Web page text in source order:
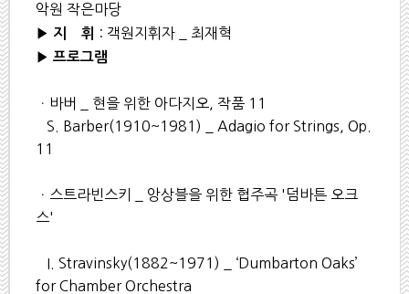
악원 작은마당
▶ 지 휘
: 객원지휘자 _ 최재혁
▶ 프로그램
ㆍ바버 _ 현을 위한 아다지오, 작품 11
S. Barber(1910~1981) _ Adagio for Strings, Op.
11
ㆍ스트라빈스키 _ 앙상블을 위한 협주곡 '덤바튼 오크
스'
I. Stravinsky(1882~1971) _ ‘Dumbarton Oaks’
for Chamber Orchestra